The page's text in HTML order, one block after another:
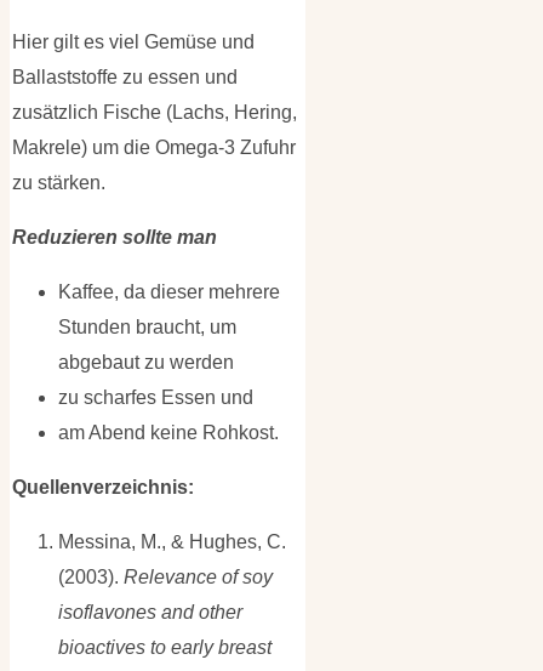
Hier gilt es viel Gemüse und
Ballaststoffe zu essen und
zusätzlich Fische (Lachs, Hering,
Makrele) um die Omega-3 Zufuhr
zu stärken.
Reduzieren sollte man
Kaffee, da dieser mehrere
Stunden braucht, um
abgebaut zu werden
zu scharfes Essen und
am Abend keine Rohkost.
Quellenverzeichnis:
Messina, M., & Hughes, C.
(2003). Relevance of soy
isoflavones and other
bioactives to early breast